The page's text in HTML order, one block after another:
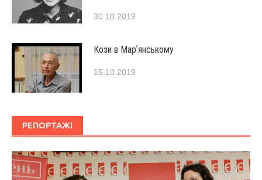
30.10.2019
Кози в Марʼянському
15.10.2019
РЕПОРТАЖІ